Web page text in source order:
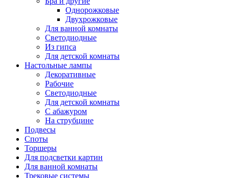
Однорожковые
Двухрожковые
Для ванной комнаты
Светодиодные
Из гипса
Для детской комнаты
Настольные лампы
Декоративные
Рабочие
Светодиодные
Для детской комнаты
С абажуром
На струбцине
Подвесы
Споты
Торшеры
Для подсветки картин
Для ванной комнаты
Трековые системы